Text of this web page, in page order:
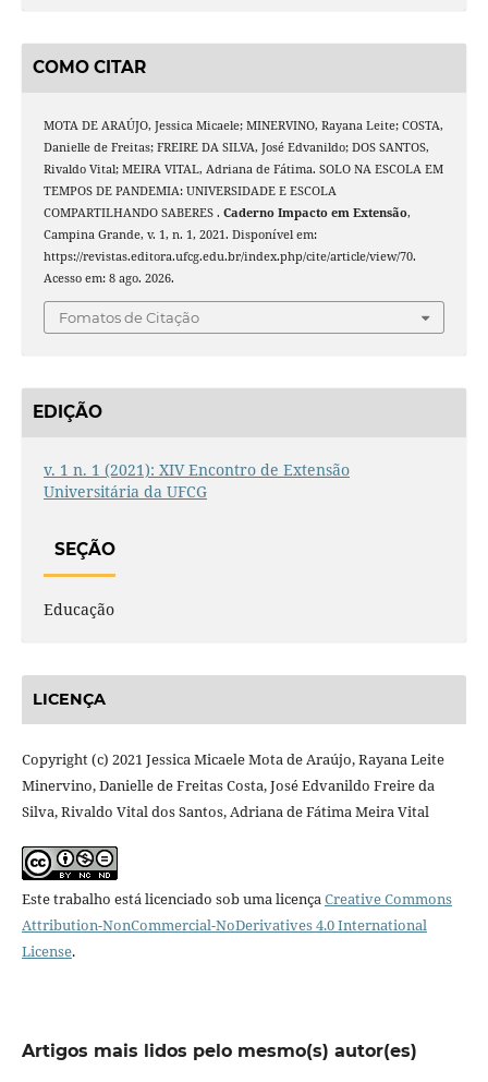
COMO CITAR
MOTA DE ARAÚJO, Jessica Micaele; MINERVINO, Rayana Leite; COSTA,
Danielle de Freitas; FREIRE DA SILVA, José Edvanildo; DOS SANTOS,
Rivaldo Vital; MEIRA VITAL, Adriana de Fátima. SOLO NA ESCOLA EM
TEMPOS DE PANDEMIA: UNIVERSIDADE E ESCOLA
COMPARTILHANDO SABERES . Caderno Impacto em Extensão,
Campina Grande, v. 1, n. 1, 2021. Disponível em:
https://revistas.editora.ufcg.edu.br/index.php/cite/article/view/70.
Acesso em: 8 ago. 2026.
Fomatos de Citação
EDIÇÃO
v. 1 n. 1 (2021): XIV Encontro de Extensão
Universitária da UFCG
SEÇÃO
Educação
LICENÇA
Copyright (c) 2021 Jessica Micaele Mota de Araújo, Rayana Leite
Minervino, Danielle de Freitas Costa, José Edvanildo Freire da
Silva, Rivaldo Vital dos Santos, Adriana de Fátima Meira Vital
Este trabalho está licenciado sob uma licençaCreative Commons
Attribution-NonCommercial-NoDerivatives 4.0 International
License.
Artigos mais lidos pelo mesmo(s) autor(es)